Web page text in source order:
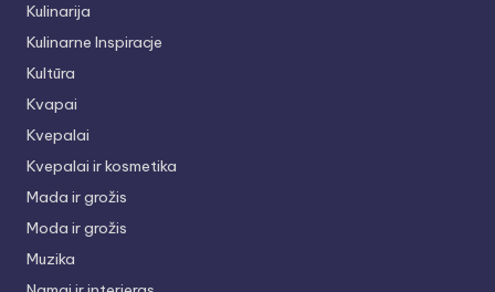
Kulinarija
Kulinarne Inspiracje
Kultūra
Kvapai
Kvepalai
Kvepalai ir kosmetika
Mada ir grožis
Moda ir grožis
Muzika